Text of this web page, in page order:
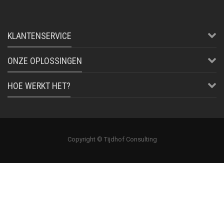
KLANTENSERVICE
ONZE OPLOSSINGEN
HOE WERKT HET?
Copyright © Tijdhof Consulting